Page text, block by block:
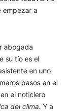
empezar a
abogada
su tío es el
en uno
pasos en el
el noticiero
del clima. Y a